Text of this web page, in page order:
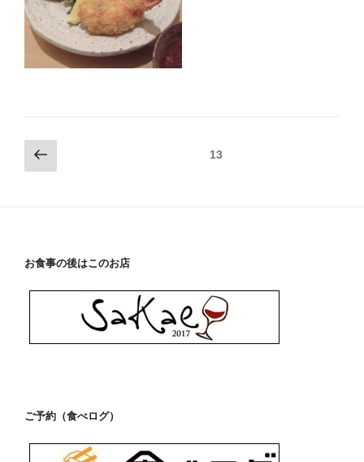
投
稿
ー
シ
前
の
13
お食事の後はこのお店
ご予約（食べログ）